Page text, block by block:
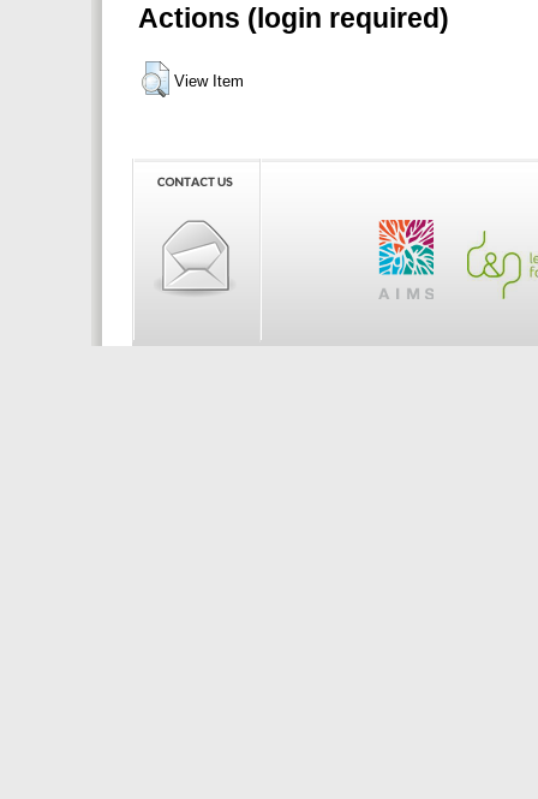
Actions (login required)
View Item